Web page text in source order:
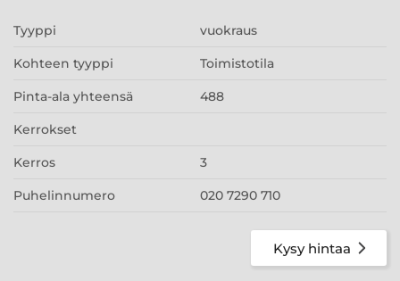
Tyyppi vuokraus
Kohteen tyyppi Toimistotila
Pinta-ala yhteensä 488
Kerrokset
Kerros 3
Puhelinnumero 020 7290 710
Kysy hintaa